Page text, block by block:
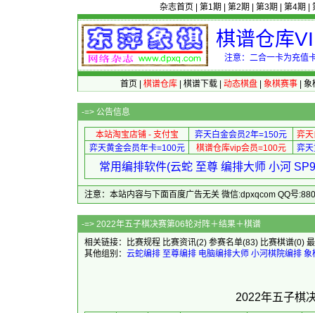
杂志首页 第1期 第2期 第3期 第4期
棋谱仓库
注意：二合一卡为充值
首页 棋谱仓库| 棋谱下载| 动态棋盘| 象棋赛事| 象
-=> 公告信息
本站淘宝店铺 - 支付宝 弈天白金会员2年=150元
弈
弈天黄金会员年卡=100元
棋谱仓库vip会员=100元 弈
常用编排软件(云蛇 至尊 编排大师 小河
注意：本站内容与下面百度广告无关 微信:dpxqcom QQ号
-=> 2022年五子棋决赛第
相关链接：
比赛规程 比赛资讯(2) 参赛名单(83) 比赛棋谱(0)
其他组别： 云蛇编排 至尊编排 电脑编排大师 小河棋院编排 象
2022年五子棋